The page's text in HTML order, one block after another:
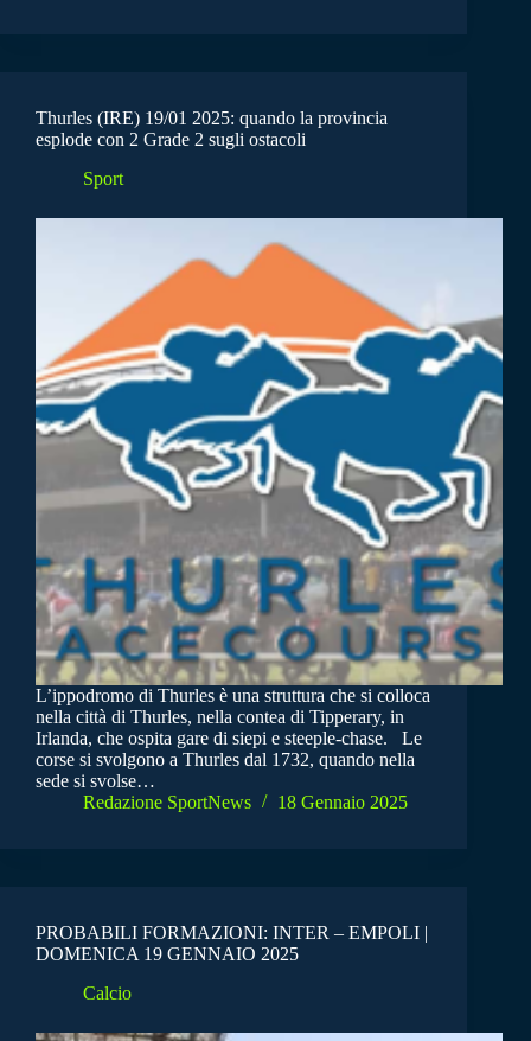
Thurles (IRE) 19/01 2025: quando la provincia
esplode con 2 Grade 2 sugli ostacoli
Sport
L’ippodromo di Thurles è una struttura che si colloca
nella città di Thurles, nella contea di Tipperary, in
Irlanda, che ospita gare di siepi e steeple-chase. Le
corse si svolgono a Thurles dal 1732, quando nella
sede si svolse…
Redazione SportNews
18 Gennaio 2025
PROBABILI FORMAZIONI: INTER – EMPOLI |
DOMENICA 19 GENNAIO 2025
Calcio